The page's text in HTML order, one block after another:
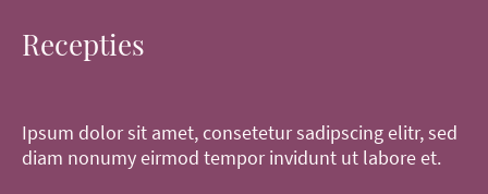
Recepties
Ipsum dolor sit amet, consetetur sadipscing elitr, sed
diam nonumy eirmod tempor invidunt ut labore et.